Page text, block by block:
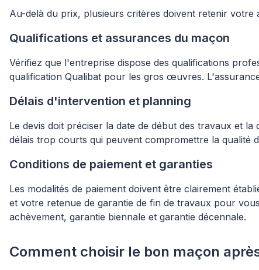
Au-delà du prix, plusieurs critères doivent retenir
Qualifications et assurances du maçon
Vérifiez que l'entreprise dispose des qualifications
qualification Qualibat pour les gros œuvres.
Délais d'intervention et planning
Le devis doit préciser la date de début des travaux et la
délais trop courts qui peuvent compromettre la qualité
Conditions de paiement et garanties
Les modalités de paiement doivent être clairement
et votre retenue de garantie de fin de travaux pour
achèvement, garantie biennale et garantie décennale.
Comment choisir le bon maçon